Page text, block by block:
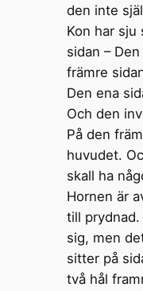
den inte
Kon har sju
sidan –
främre
Den ena
Och den
På den
huvudet.
skall ha
Hornen är
till
sig, men
sitter på
två hål